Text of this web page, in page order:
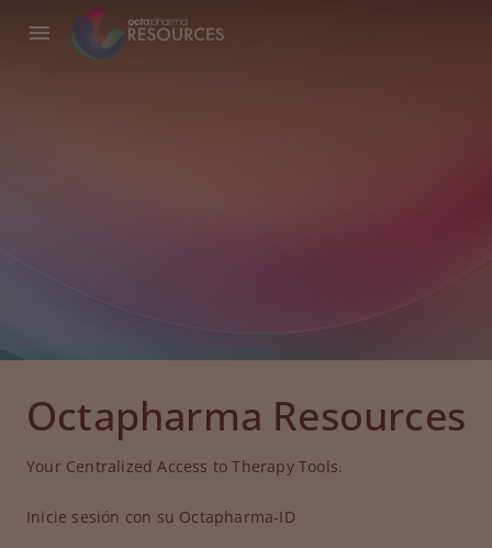
Octapharma Resources
Your Centralized Access to Therapy Tools.
Inicie sesión con su Octapharma-ID